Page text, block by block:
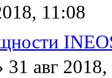
11:08
31 авг